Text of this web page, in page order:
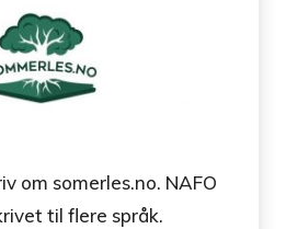
om somerles.no. NAFO
til flere språk.